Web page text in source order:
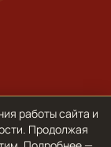
работы сайта и
Продолжая